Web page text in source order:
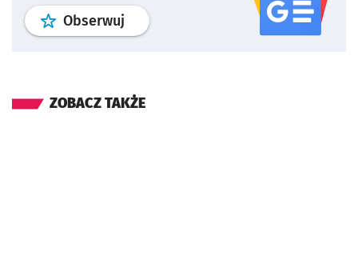
Obserwuj profil serwisu
ZOBACZ TAKŻE